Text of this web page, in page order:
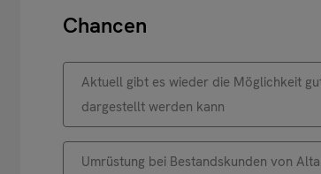
Chancen
Aktuell gibt es wieder die Möglichkeit
dargestellt werden kann
Umrüstung bei Bestandskunden von